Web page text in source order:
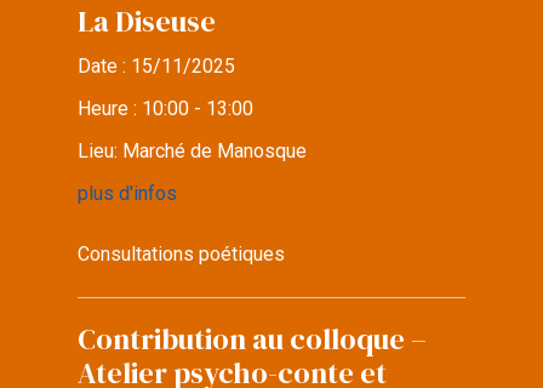
La Diseuse
Date : 15/11/2025
Heure : 10:00 - 13:00
Lieu: Marché de Manosque
plus d'infos
Consultations poétiques
Contribution au colloque –
Atelier psycho-conte et